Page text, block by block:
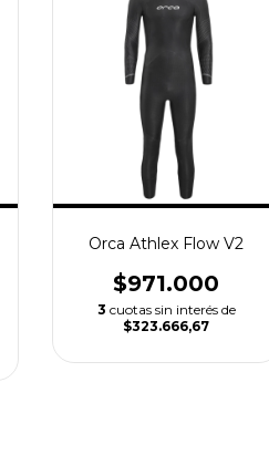
Orca Athlex Flow V2
$971.000
3 cuotas sin interés de
$323.666,67